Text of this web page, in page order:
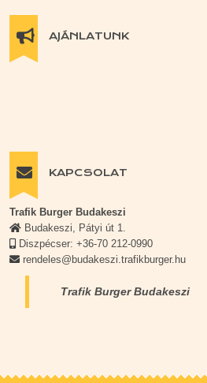
AJÁNLATUNK
KAPCSOLAT
Trafik Burger Budakeszi
Budakeszi, Pátyi út 1.
Diszpécser: +36-70 212-0990
rendeles@budakeszi.trafikburger.hu
Trafik Burger Budakeszi